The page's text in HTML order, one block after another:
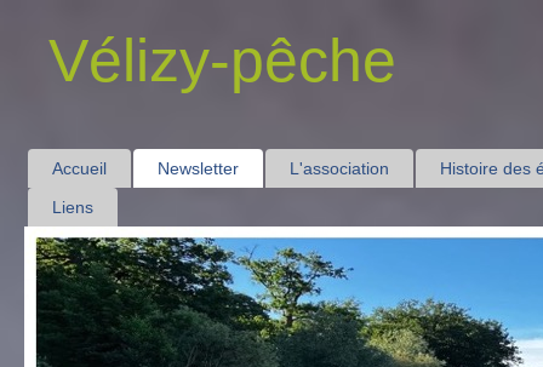
Vélizy-pêche
Accueil Newsletter L'association
Histoire des
Liens